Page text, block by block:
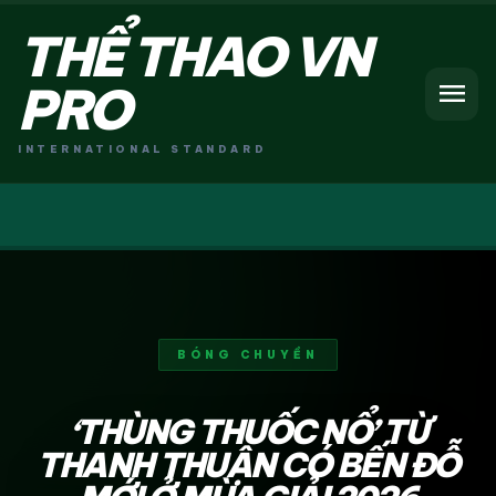
THỂ THAO VN
PRO
INTERNATIONAL STANDARD
menu
BÓNG CHUYỀN
‘THÙNG THUỐC NỔ’ TỪ
THANH THUẬN CÓ BẾN ĐỖ